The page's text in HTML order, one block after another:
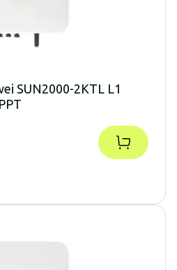
SUN2000-2KTL L1